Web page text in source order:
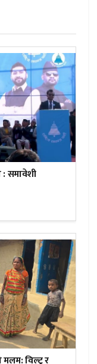
समावेशी
मलम: विल्टु र